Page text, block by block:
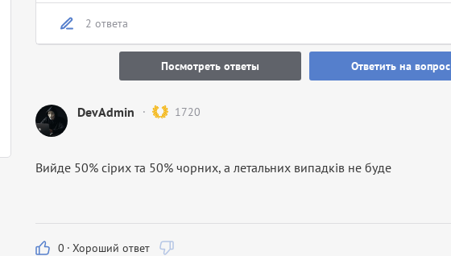
2 ответа
Посмотреть ответы Ответить на вопрос
DevAdmin 1720
Вийде 50% сірих та 50% чорних, а летальних випадків не буде
0 · Хороший ответ